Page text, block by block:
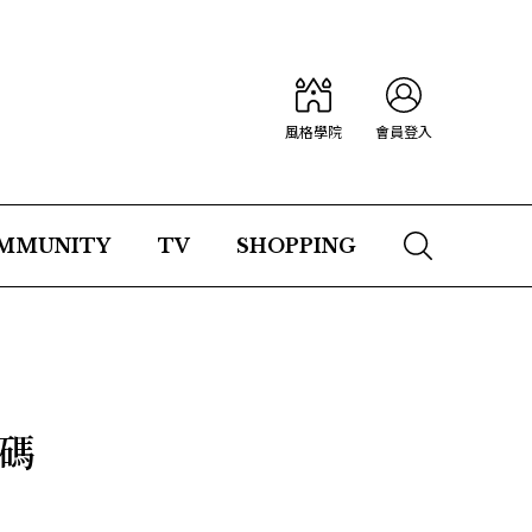
風格學院 會員登入
TV SHOPPING